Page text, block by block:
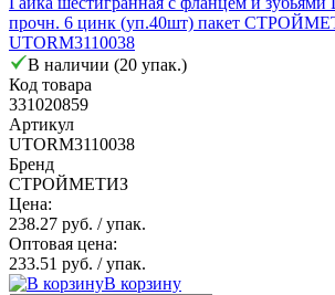
прочн. 6 цинк (уп.40шт) пакет
UTORM3110038
В наличии (20 упак.)
Код товара
331020859
Артикул
UTORM3110038
Бренд
СТРОЙМЕТИЗ
Цена:
238.27 руб. / упак.
Оптовая цена:
233.51 руб. / упак.
В корзину